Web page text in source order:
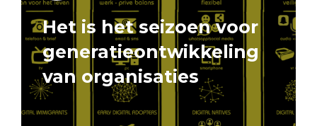
Het is het seizoen voor
generatieontwikkeling
van organisaties